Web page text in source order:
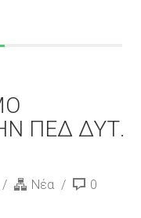
ΠΕΔ ΔΥΤ.
Νέα 0